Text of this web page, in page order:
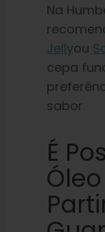
Na
Jellyou
cepa
sabor.
É